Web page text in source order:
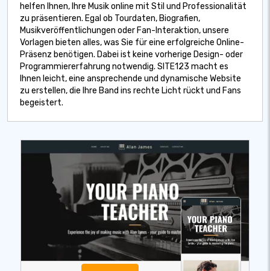
helfen Ihnen, Ihre Musik online mit Stil und Professionalität
zu präsentieren. Egal ob Tourdaten, Biografien,
Musikveröffentlichungen oder Fan-Interaktion, unsere
Vorlagen bieten alles, was Sie für eine erfolgreiche Online-
Präsenz benötigen. Dabei ist keine vorherige Design- oder
Programmiererfahrung notwendig. SITE123 macht es
Ihnen leicht, eine ansprechende und dynamische Website
zu erstellen, die Ihre Band ins rechte Licht rückt und Fans
begeistert.